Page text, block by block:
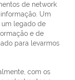
de network
Um
legado de
e de
para levarmos
com os